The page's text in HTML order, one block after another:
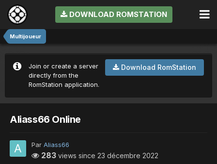
DOWNLOAD ROMSTATION
Multijoueur
Download RomStation
Join or create a server
directly from the
RomStation application.
Aliass66 Online
Par Aliass66
283 views since 23 décembre 2022